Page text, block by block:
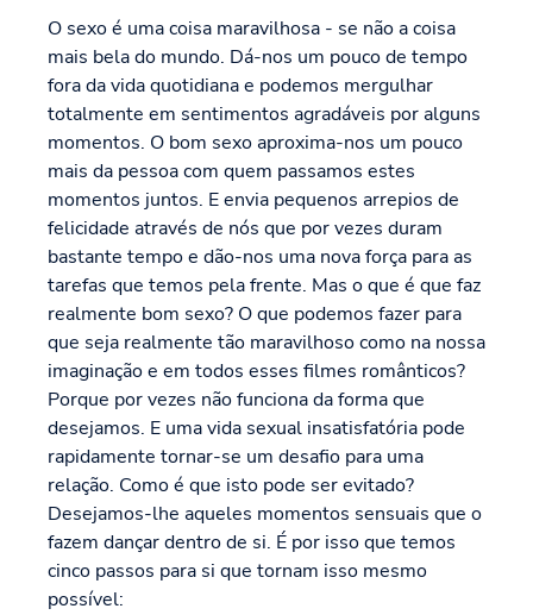
O sexo é uma coisa maravilhosa - se não a coisa
mais bela do mundo. Dá-nos um pouco de tempo
fora da vida quotidiana e podemos mergulhar
totalmente em sentimentos agradáveis por alguns
momentos. O bom sexo aproxima-nos um pouco
mais da pessoa com quem passamos estes
momentos juntos. E envia pequenos arrepios de
felicidade através de nós que por vezes duram
bastante tempo e dão-nos uma nova força para as
tarefas que temos pela frente. Mas o que é que faz
realmente bom sexo? O que podemos fazer para
que seja realmente tão maravilhoso como na nossa
imaginação e em todos esses filmes românticos?
Porque por vezes não funciona da forma que
desejamos. E uma vida sexual insatisfatória pode
rapidamente tornar-se um desafio para uma
relação. Como é que isto pode ser evitado?
Desejamos-lhe aqueles momentos sensuais que o
fazem dançar dentro de si. É por isso que temos
cinco passos para si que tornam isso mesmo
possível: